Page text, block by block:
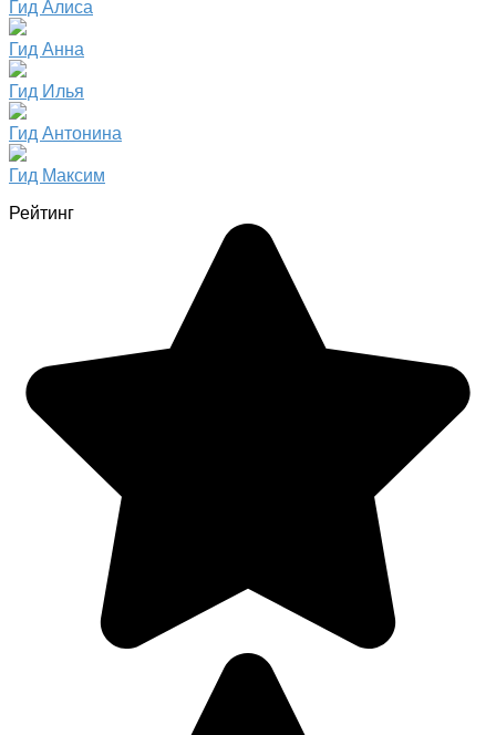
Гид Алиса
Гид Анна
Гид Илья
Гид Антонина
Гид Максим
Рейтинг